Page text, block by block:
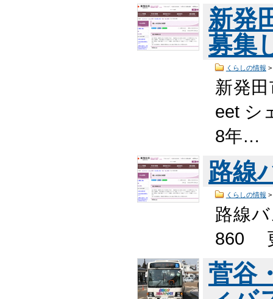
新発
募集
くらしの情報 >
新発
eet シ
8年…
路線
くらしの情報 >
路線
860
菅谷